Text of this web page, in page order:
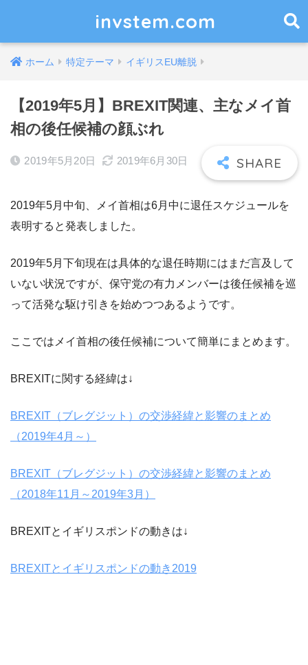
invstem.com
ホーム 特定テーマ イギリスEU離脱
【2019年5月】BREXIT関連、主なメイ首
相の後任候補の顔ぶれ
2019年5月20日 2019年6月30日
2019年5月中旬、メイ首相は6月中に退任スケジュールを
表明すると発表しました。
2019年5月下旬現在は具体的な退任時期にはまだ言及して
いない状況ですが、保守党の有力メンバーは後任候補を巡
って活発な駆け引きを始めつつあるようです。
ここではメイ首相の後任候補について簡単にまとめます。
BREXITに関する経緯は↓
BREXIT（ブレグジット）の交渉経緯と影響のまとめ
（2019年4月～）
BREXIT（ブレグジット）の交渉経緯と影響のまとめ
（2018年11月～2019年3月）
BREXITとイギリスポンドの動きは↓
BREXITとイギリスポンドの動き2019